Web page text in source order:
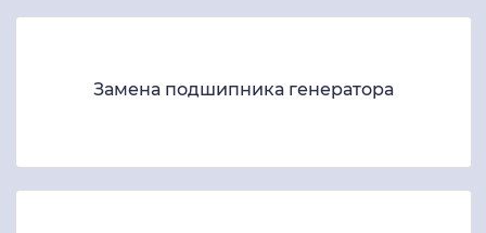
Замена подшипника генератора